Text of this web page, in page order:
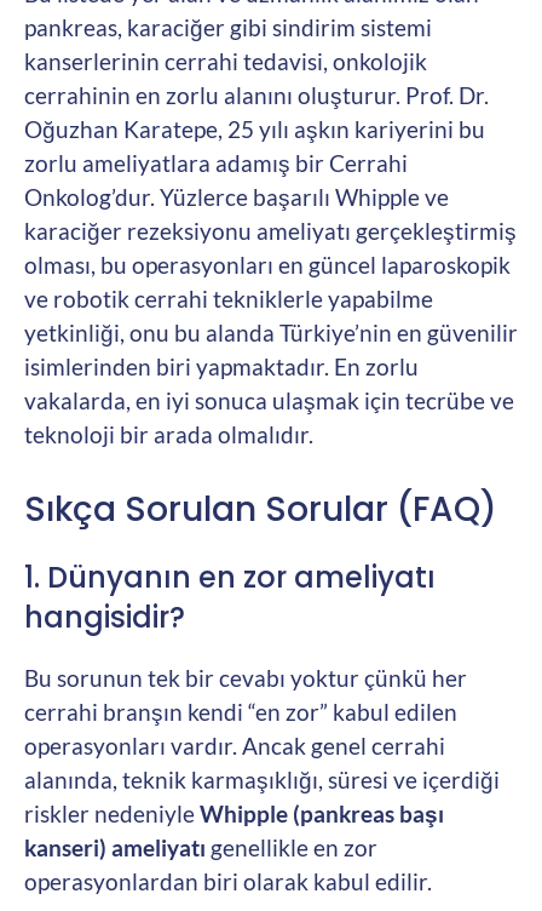
pankreas, karaciğer gibi sindirim sistemi
kanserlerinin cerrahi tedavisi, onkolojik
cerrahinin en zorlu alanını oluşturur. Prof. Dr.
Oğuzhan Karatepe, 25 yılı aşkın kariyerini bu
zorlu ameliyatlara adamış bir Cerrahi
Onkolog’dur. Yüzlerce başarılı Whipple ve
karaciğer rezeksiyonu ameliyatı gerçekleştirmiş
olması, bu operasyonları en güncel laparoskopik
ve robotik cerrahi tekniklerle yapabilme
yetkinliği, onu bu alanda Türkiye’nin en güvenilir
isimlerinden biri yapmaktadır. En zorlu
vakalarda, en iyi sonuca ulaşmak için tecrübe ve
teknoloji bir arada olmalıdır.
Sıkça Sorulan Sorular (FAQ)
1. Dünyanın en zor ameliyatı
hangisidir?
Bu sorunun tek bir cevabı yoktur çünkü her
cerrahi branşın kendi “en zor” kabul edilen
operasyonları vardır. Ancak genel cerrahi
alanında, teknik karmaşıklığı, süresi ve içerdiği
riskler nedeniyleWhipple (pankreas başı
kanseri) ameliyatı genellikle en zor
operasyonlardan biri olarak kabul edilir.